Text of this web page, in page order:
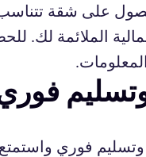
على شقة تتناسب
الملائمة
فوري واستمتع